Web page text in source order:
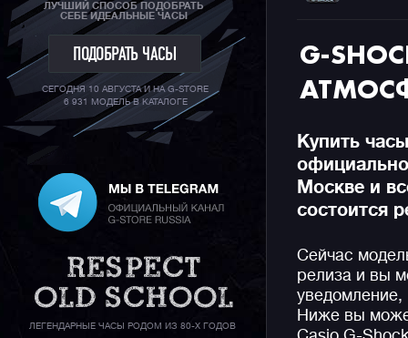
ЛУЧШИЙ СПОСОБ ПОДОБРАТЬ
СЕБЕ ИДЕАЛЬНЫЕ ЧАСЫ
ПОДОБРАТЬ ЧАСЫ
СЕГОДНЯ 10 АВГУСТА И НА G-STORE
6 931 МОДЕЛЬ В КАТАЛОГЕ
ЛЕГЕНДАРНЫЕ ЧАСЫ РОДОМ ИЗ 80-Х ГОДОВ
G-
Купить
Москве и
состоится
Сейчас
релиза и вы
уведомление,
Ниже вы